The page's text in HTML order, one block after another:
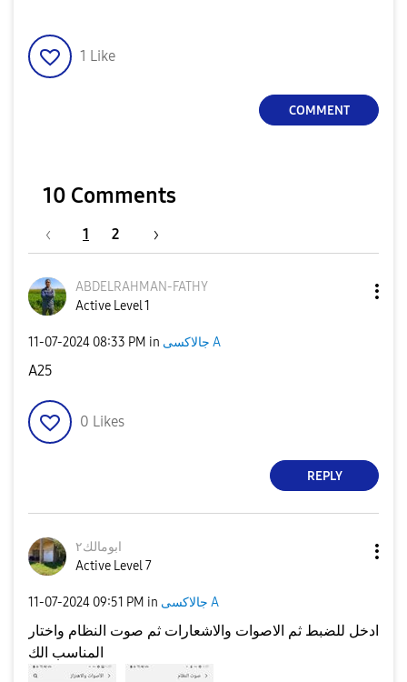
1 Like
COMMENT
10 Comments
1 2
ABDELRAHMAN-FAT HY
Active Level 1
‎11-07-2024 08:33 PM in جالاكسى A
A25
0 Likes
REPLY
ابومالك٢
Active Level 7
‎11-07-2024 09:51 PM in جالاكسى A
ادخل للضبط ثم الاصوات والاشعارات ثم صوت النظام واختار
المناسب الك